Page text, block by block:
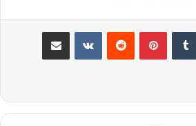
‫پین‌ترست ‫رددیت